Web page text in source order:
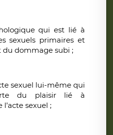
qui est lié à
sexuels primaires et
du dommage subi ;
sexuel lui-même qui
du plaisir lié à
sexuel ;